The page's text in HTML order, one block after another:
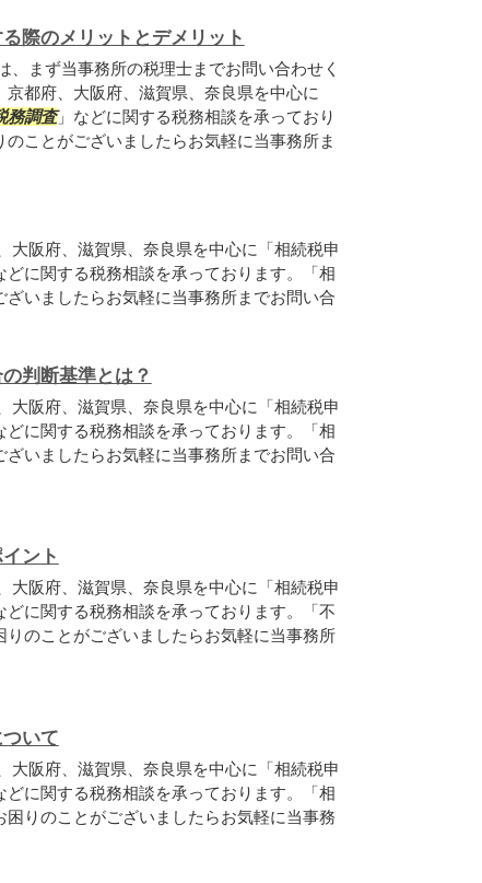
際のメリットとデメリット
、まず当事務所の税理士までお問い合わせく
都府、大阪府、滋賀県、奈良県を中心に
務調査」などに関する税務相談を承っており
ことがございましたらお気軽に当事務所ま
大阪府、滋賀県、奈良県を中心に「相続税申
どに関する税務相談を承っております。「相
いましたらお気軽に当事務所までお問い合
判断基準とは？
大阪府、滋賀県、奈良県を中心に「相続税申
どに関する税務相談を承っております。「相
いましたらお気軽に当事務所までお問い合
ント
大阪府、滋賀県、奈良県を中心に「相続税申
どに関する税務相談を承っております。「不
のことがございましたらお気軽に当事務所
いて
大阪府、滋賀県、奈良県を中心に「相続税申
どに関する税務相談を承っております。「相
りのことがございましたらお気軽に当事務